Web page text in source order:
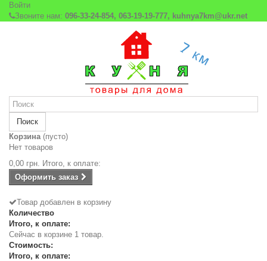
Войти
Звоните нам: 096-33-24-854, 063-19-19-777, kuhnya7km@ukr.net
Поиск
Корзина (пусто)
Нет товаров
0,00 грн. Итого, к оплате:
Оформить заказ
Товар добавлен в корзину
Количество
Итого, к оплате:
Сейчас в корзине 1 товар.
Стоимость:
Итого, к оплате: